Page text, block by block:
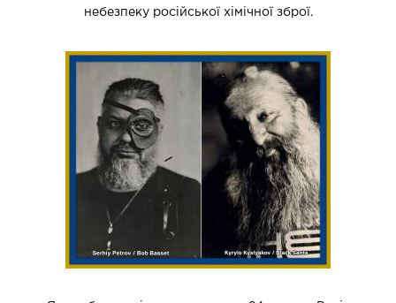
небезпеку російської хімічної зброї.